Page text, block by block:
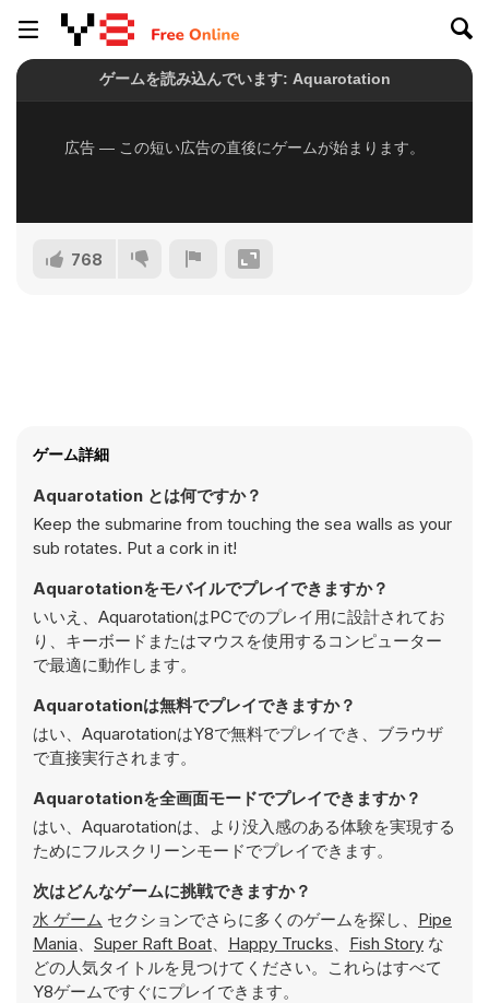
768
ゲーム詳細
Aquarotation とは何ですか？
Keep the submarine from touching the sea walls as your
sub rotates. Put a cork in it!
Aquarotationをモバイルでプレイできますか？
いいえ、AquarotationはPCでのプレイ用に設計されてお
り、キーボードまたはマウスを使用するコンピューター
で最適に動作します。
Aquarotationは無料でプレイできますか？
はい、AquarotationはY8で無料でプレイでき、ブラウザ
で直接実行されます。
Aquarotationを全画面モードでプレイできますか？
はい、Aquarotationは、より没入感のある体験を実現する
ためにフルスクリーンモードでプレイできます。
次はどんなゲームに挑戦できますか？
水 ゲーム セクションでさらに多くのゲームを探し、 Pipe
Mania、 Super Raft Boat、 Happy Trucks、 Fish Story な
どの人気タイトルを見つけてください。これらはすべて
Y8ゲームですぐにプレイできます。